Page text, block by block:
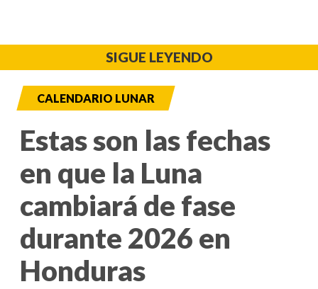
SIGUE LEYENDO
CALENDARIO LUNAR
Estas son las fechas
en que la Luna
cambiará de fase
durante 2026 en
Honduras